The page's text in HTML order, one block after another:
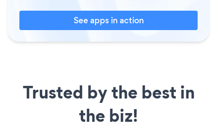
See apps in action
Trusted by the best in
the biz!